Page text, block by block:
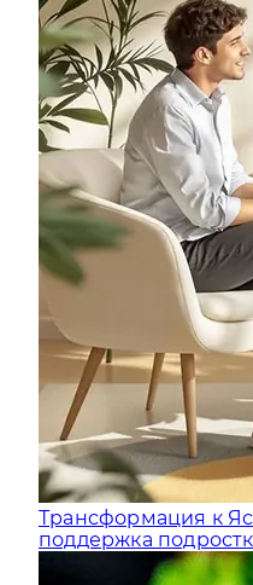
Трансформация к
поддержка